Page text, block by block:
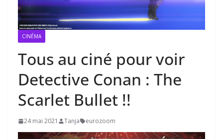
CINÉMA
Tous au ciné pour voir
Detective Conan : The
Scarlet Bullet !!
24 mai 2021 Tanja eurozoom